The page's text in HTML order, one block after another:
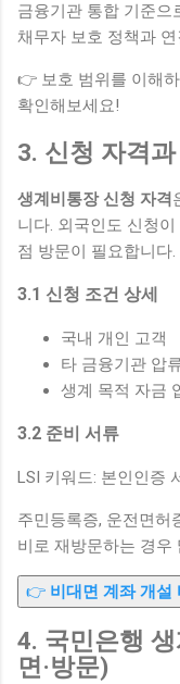
금융기관 통합 기준으
채무자 보호 정책과
👉 보호 범위를 이해
확인해보세요!
3. 신청 자격
생계비통장 신청 자격
니다. 외국인도 신청
점 방문이 필요합니다.
3.1 신청 조건 상세
국내 개인 고객
타 금융기관 압
생계 목적 자금
3.2 준비 서류
LSI 키워드: 본인인증
주민등록증, 운전면허
비로 재방문하는 경우
👉 비대면 계좌 개설
4. 국민은행
면·방문)